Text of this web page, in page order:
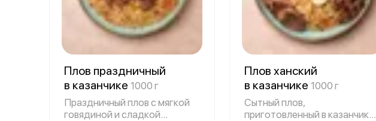
Плов праздничный
в казанчике 1000 г
Праздничный плов с мягкой
говядиной и сладкой
Плов ханский
в казанчике 1000 г
Сытный плов,
приготовленный в казанчике: